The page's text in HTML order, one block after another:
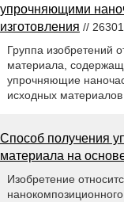
упрочняющими
изготовления //
Группа изобретений
материала,
упрочняющие
исходных
Способ получения
материала на
Изобретение